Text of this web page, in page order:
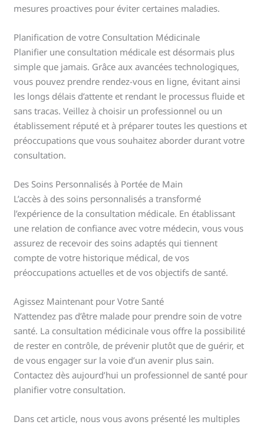
mesures proactives pour éviter certaines maladies.
Planification de votre Consultation Médicinale
Planifier une consultation médicale est désormais plus
simple que jamais. Grâce aux avancées technologiques,
vous pouvez prendre rendez-vous en ligne, évitant ainsi
les longs délais d’attente et rendant le processus fluide et
sans tracas. Veillez à choisir un professionnel ou un
établissement réputé et à préparer toutes les questions et
préoccupations que vous souhaitez aborder durant votre
consultation.
Des Soins Personnalisés à Portée de Main
L’accès à des soins personnalisés a transformé
l’expérience de la consultation médicale. En établissant
une relation de confiance avec votre médecin, vous vous
assurez de recevoir des soins adaptés qui tiennent
compte de votre historique médical, de vos
préoccupations actuelles et de vos objectifs de santé.
Agissez Maintenant pour Votre Santé
N’attendez pas d’être malade pour prendre soin de votre
santé. La consultation médicinale vous offre la possibilité
de rester en contrôle, de prévenir plutôt que de guérir, et
de vous engager sur la voie d’un avenir plus sain.
Contactez dès aujourd’hui un professionnel de santé pour
planifier votre consultation.
Dans cet article, nous vous avons présenté les multiples